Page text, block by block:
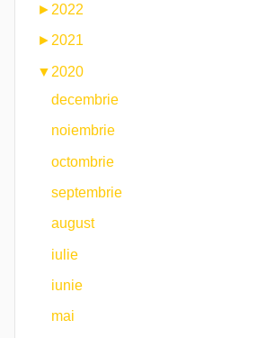
► 2022
► 2021
▼ 2020
decembrie
noiembrie
octombrie
septembrie
august
iulie
iunie
mai